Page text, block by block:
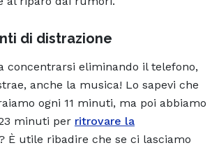
di distrazione
concentrarsi eliminando il telefono,
anche la musica! Lo sapevi che
ogni 11 minuti, ma poi abbiamo
minuti per ritrovare la
È utile ribadire che se ci lasciamo